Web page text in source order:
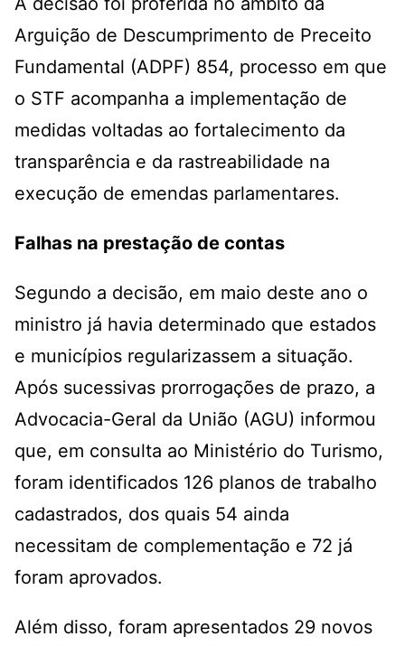
Arguição de Descumprimento de Preceito
Fundamental (ADPF) 854, processo em que
o STF acompanha a implementação de
medidas voltadas ao fortalecimento da
transparência e da rastreabilidade na
execução de emendas parlamentares.
Falhas na prestação de contas
Segundo a decisão, em maio deste ano o
ministro já havia determinado que estados
e municípios regularizassem a situação.
Após sucessivas prorrogações de prazo, a
Advocacia-Geral da União (AGU) informou
que, em consulta ao Ministério do Turismo,
foram identificados 126 planos de trabalho
cadastrados, dos quais 54 ainda
necessitam de complementação e 72 já
foram aprovados.
Além disso, foram apresentados 29 novos